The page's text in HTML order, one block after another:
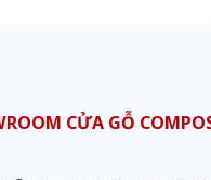
CỬA GỖ